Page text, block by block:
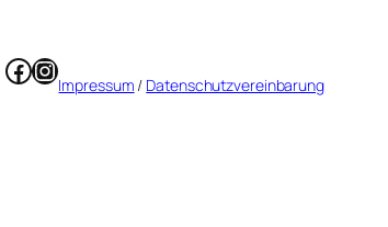
Facebook
Instagram
Impressum / Datenschutzvereinbarung